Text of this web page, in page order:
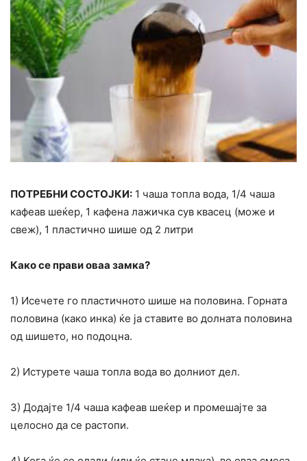
ПОТРЕБНИ СОСТОЈКИ: 1 чаша топла вода, 1/4 чаша
кафеав шеќер, 1 кафена лажичка сув квасец (може и
свеж), 1 пластично шише од 2 литри
Како се прави оваа замка?
1) Исечете го пластичното шише на половина. Горната
половина (како инка) ќе ја ставите во долната половина
од шишето, но подоцна.
2) Истурете чаша топла вода во долниот дел.
3) Додајте 1/4 чаша кафеав шеќер и промешајте за
целосно да се растопи.